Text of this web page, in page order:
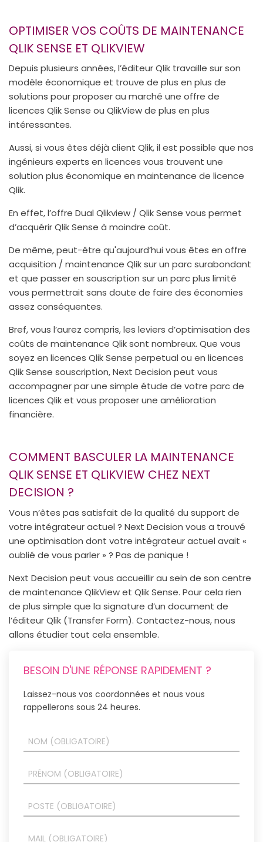
OPTIMISER VOS COÛTS DE MAINTENANCE
QLIK SENSE ET QLIKVIEW
Depuis plusieurs années, l’éditeur Qlik travaille sur son
modèle économique et trouve de plus en plus de
solutions pour proposer au marché une offre de
licences Qlik Sense ou QlikView de plus en plus
intéressantes.
Aussi, si vous êtes déjà client Qlik, il est possible que nos
ingénieurs experts en licences vous trouvent une
solution plus économique en maintenance de licence
Qlik.
En effet, l’offre Dual Qlikview / Qlik Sense vous permet
d’acquérir Qlik Sense à moindre coût.
De même, peut-être qu'aujourd’hui vous êtes en offre
acquisition / maintenance Qlik sur un parc surabondant
et que passer en souscription sur un parc plus limité
vous permettrait sans doute de faire des économies
assez conséquentes.
Bref, vous l’aurez compris, les leviers d’optimisation des
coûts de maintenance Qlik sont nombreux. Que vous
soyez en licences Qlik Sense perpetual ou en licences
Qlik Sense souscription, Next Decision peut vous
accompagner par une simple étude de votre parc de
licences Qlik et vous proposer une amélioration
financière.
COMMENT BASCULER LA MAINTENANCE
QLIK SENSE ET QLIKVIEW CHEZ NEXT
DECISION ?
Vous n’êtes pas satisfait de la qualité du support de
votre intégrateur actuel ? Next Decision vous a trouvé
une optimisation dont votre intégrateur actuel avait «
oublié de vous parler » ? Pas de panique !
Next Decision peut vous accueillir au sein de son centre
de maintenance QlikView et Qlik Sense. Pour cela rien
de plus simple que la signature d’un document de
l’éditeur Qlik (Transfer Form). Contactez-nous, nous
allons étudier tout cela ensemble.
BESOIN D'UNE RÉPONSE RAPIDEMENT ?
Laissez-nous vos coordonnées et nous vous
rappellerons sous 24 heures.